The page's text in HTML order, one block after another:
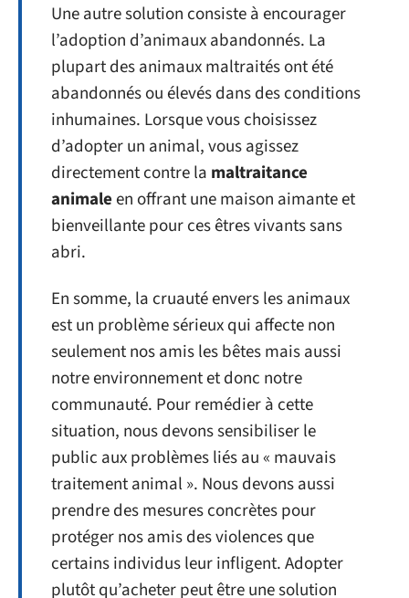
Une autre solution consiste à encourager
l’adoption d’animaux abandonnés. La
plupart des animaux maltraités ont été
abandonnés ou élevés dans des conditions
inhumaines. Lorsque vous choisissez
d’adopter un animal, vous agissez
directement contre la maltraitance
animaleen offrant une maison aimante et
bienveillante pour ces êtres vivants sans
abri.
En somme, la cruauté envers les animaux
est un problème sérieux qui affecte non
seulement nos amis les bêtes mais aussi
notre environnement et donc notre
communauté. Pour remédier à cette
situation, nous devons sensibiliser le
public aux problèmes liés au « mauvais
traitement animal ». Nous devons aussi
prendre des mesures concrètes pour
protéger nos amis des violences que
certains individus leur infligent. Adopter
plutôt qu’acheter peut être une solution